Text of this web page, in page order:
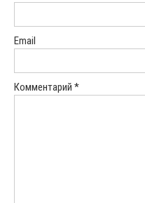
Email
Комментарий *